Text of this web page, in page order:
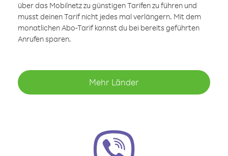
über das Mobilnetz zu günstigen Tarifen zu führen und
musst deinen Tarif nicht jedes mal verlängern. Mit dem
monatlichen Abo-Tarif kannst du bei bereits geführten
Anrufen sparen.
Mehr Länder